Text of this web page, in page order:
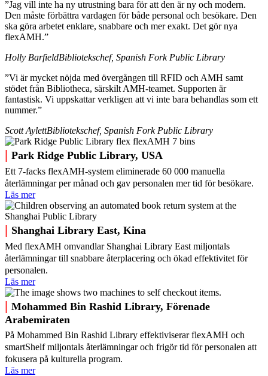
”Jag vill inte ha ny utrustning bara för att den är ny och modern.
Den måste förbättra vardagen för både personal och besökare. Den
ska göra arbetet enklare, snabbare och mer exakt. Det gör nya
flexAMH.”
Holly BarfieldBibliotekschef, Spanish Fork Public Library
”Vi är mycket nöjda med övergången till RFID och AMH samt
stödet från Bibliotheca, särskilt AMH-teamet. Supporten är
fantastisk. Vi uppskattar verkligen att vi inte bara behandlas som ett
nummer.”
Scott AylettBibliotekschef, Spanish Fork Public Library
| Park Ridge Public Library, USA
Ett 7-facks flexAMH-system eliminerade 60 000 manuella
återlämningar per månad och gav personalen mer tid för besökare.
Läs mer
| Shanghai Library East, Kina
Med flexAMH omvandlar Shanghai Library East miljontals
återlämningar till snabbare återplacering och ökad effektivitet för
personalen.
Läs mer
| Mohammed Bin Rashid Library, Förenade
Arabemiraten
På Mohammed Bin Rashid Library effektiviserar flexAMH och
smartShelf miljontals återlämningar och frigör tid för personalen att
fokusera på kulturella program.
Läs mer